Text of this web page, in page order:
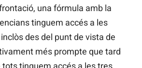
una fórmula amb la
tinguem accés a les
des del punt de vista de
més prompte que tard
tots tinguem accés a les tres